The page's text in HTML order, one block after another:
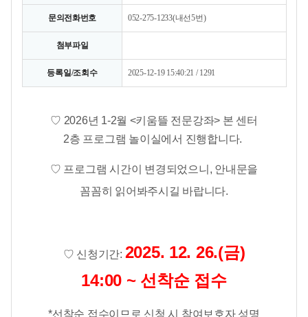
문의전화번호 052-275-1233(내선5번)
첨부파일
등록일/조회수 2025-12-19 15:40:21 / 1291
♡ ​2026년 1-2월 <키움뜰 전문강좌> 본 센터
2층 프로그램 놀이실에서 진행합니다.
♡ 프로그램 시간이 변경되었으니, 안내문을
꼼꼼히 읽어봐주시길 바랍니다.
♡ 신청기간: 2025. 12. 26.(금)
14:00 ~ 선착순 접수
*선착순 접수이므로 신청 시 참여보호자 성명